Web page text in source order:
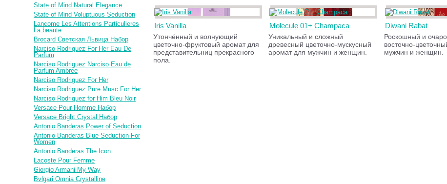
Iris Vanilla
Утончённый и волнующий
цветочно-фруктовый аромат для
представительниц прекрасного
пола.
Molecule 01+ Champaca
Уникальный и сложный
древесный цветочно-мускусный
аромат для мужчин и женщин.
Diwani Rabat
Роскошный и
восточно-
мужчин и женщин.
State of Mind Natural Elegance
State of Mind Voluptuous Seduction
Lancome Les Attentions Particulieres
La beaute
Brocard Светская Львица Набор
Narciso Rodriguez For Her Eau De
Parfum
Narciso Rodriguez Narciso Eau de
Parfum Ambree
Narciso Rodriguez For Her
Narciso Rodriguez Pure Musc For Her
Narciso Rodriguez for Him Bleu Noir
Versace Pour Homme Набор
Versace Bright Crystal Набор
Antonio Banderas Power of Seduction
Antonio Banderas Blue Seduction For
Women
Antonio Banderas The Icon
Lacoste Pour Femme
Giorgio Armani My Way
Bvlgari Omnia Crystalline